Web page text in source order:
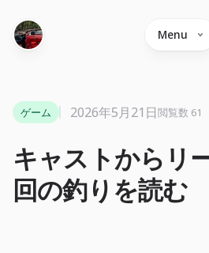
Menu
キャストからリ
回の釣りを読む
ゲーム 2026年5月21日閲覧数 61